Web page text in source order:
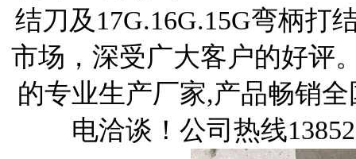
结刀及 17G.16G.15G弯柄打
市场，深受广大客户的好评
的专业生产厂家,产品畅销
电洽谈！公司热线